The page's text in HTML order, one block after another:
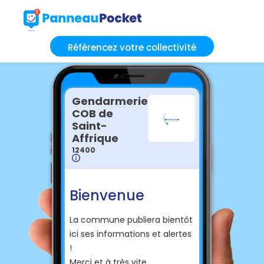
Référencez votre collectivité
Gendarmerie
COB de
Saint-
Affrique
12400
Bienvenue
La commune publiera bientôt
ici ses informations et alertes
!